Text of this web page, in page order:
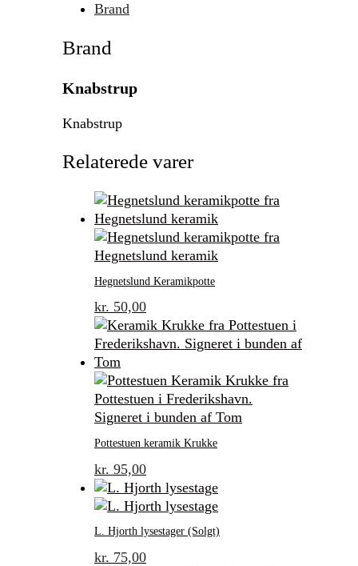
Brand
Brand
Knabstrup
Knabstrup
Relaterede varer
Hegnetslund Keramikpotte
kr. 50,00
Pottestuen keramik Krukke
kr. 95,00
L. Hjorth lysestager (Solgt)
kr. 75,00